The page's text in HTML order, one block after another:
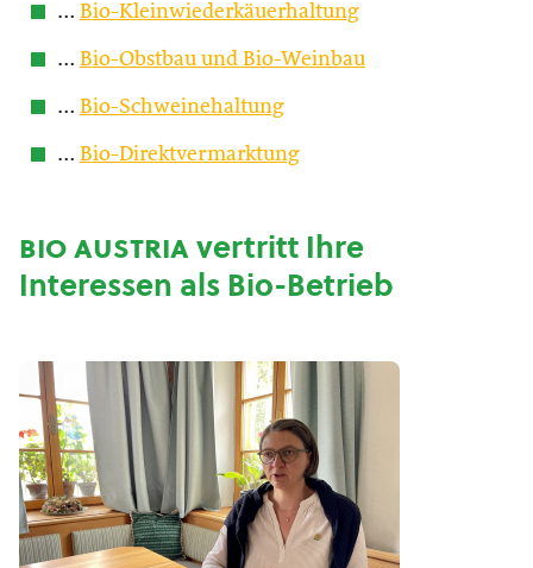
… Bio-Kleinwiederkäuerhaltung
… Bio-Obstbau und Bio-Weinbau
… Bio-Schweinehaltung
… Bio-Direktvermarktung
bio austriavertritt Ihre
Interessen als Bio-Betrieb